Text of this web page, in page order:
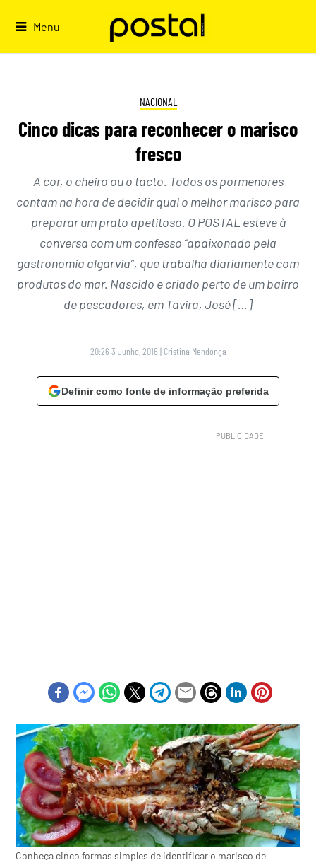
Menu
NACIONAL
Cinco dicas para reconhecer o marisco
fresco
A cor, o cheiro ou o tacto. Todos os pormenores
contam na hora de decidir qual o melhor marisco para
preparar um prato apetitoso. O POSTAL esteve à
conversa com um confesso “apaixonado pela
gastronomia algarvia”, que trabalha diariamente com
produtos do mar. Nascido e criado perto de um bairro
de pescadores, em Tavira, José […]
20:26 3 Junho, 2016 | Cristina Mendonça
Definir como fonte de informação preferida
Conheça cinco formas simples de identificar o marisco de